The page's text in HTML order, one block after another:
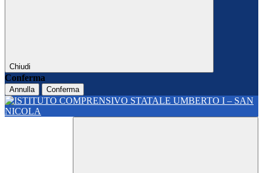
Chiudi
Conferma
Annulla Conferma